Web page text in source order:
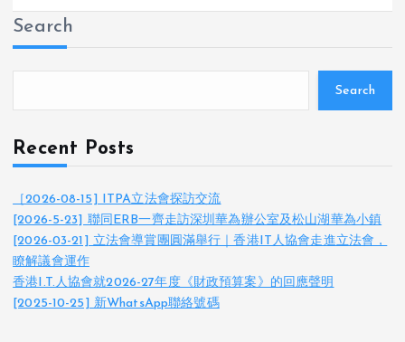
Search
Search
Recent Posts
［2026-08-15] ITPA立法會探訪交流
[2026-5-23] 聯同ERB一齊走訪深圳華為辦公室及松山湖華為小鎮
[2026-03-21] 立法會導賞團圓滿舉行｜香港IT人協會走進立法會，
瞭解議會運作
香港I.T.人協會就2026-27年度《財政預算案》的回應聲明
[2025-10-25] 新WhatsApp聯絡號碼